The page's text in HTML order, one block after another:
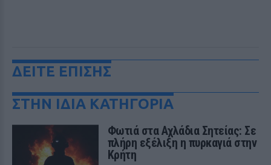
ΔΕΙΤΕ ΕΠΙΣΗΣ
ΣΤΗΝ ΙΔΙΑ ΚΑΤΗΓΟΡΙΑ
Φωτιά στα Αχλάδια Σητείας: Σε
πλήρη εξέλιξη η πυρκαγιά στην
Κρήτη